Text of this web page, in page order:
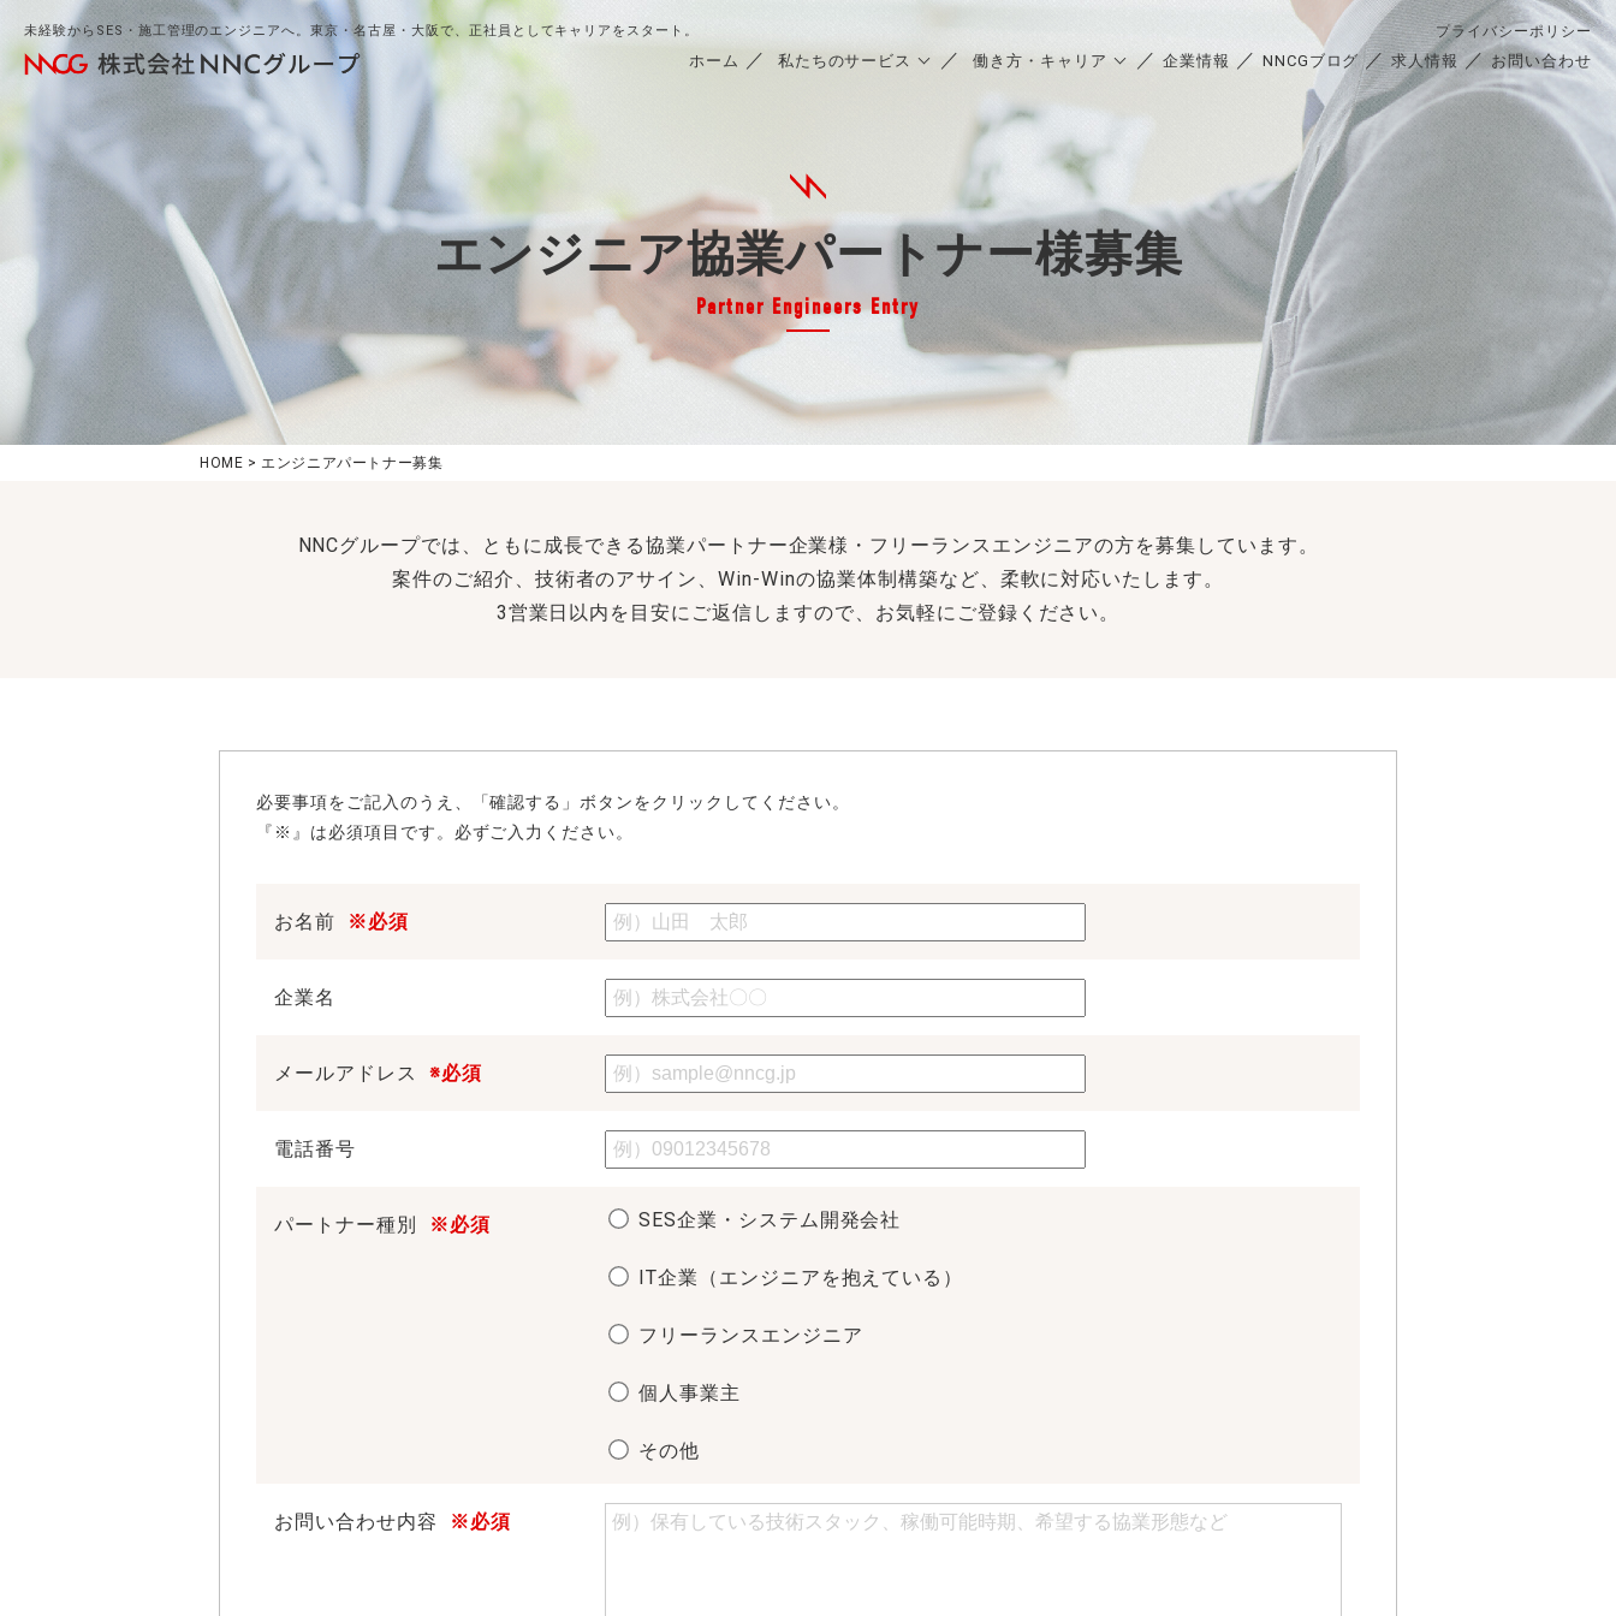
未経験からSES・施工管理のエンジニアへ。東京・名古屋・大阪で、正社員としてキャリアをスタート。 プライバシーポリシー
ホーム 私たちのサービス 働き方・キャリア 企業情報 NNCGブログ 求人情報 お問い合わせ
エンジニア協業パートナー様募集
Partner Engineers Entry
HOME > エンジニアパートナー募集
NNCグループでは、ともに成長できる協業パートナー企業様・フリーランスエンジニアの方を募集しています。
案件のご紹介、技術者のアサイン、Win-Winの協業体制構築など、柔軟に対応いたします。
3営業日以内を目安にご返信しますので、お気軽にご登録ください。
必要事項をご記入のうえ、「確認する」ボタンをクリックしてください。
『※』は必須項目です。必ずご入力ください。
お名前 ※必須
企業名
メールアドレス ※必須
電話番号
パートナー種別 ※必須 SES企業・システム開発会社
IT企業（エンジニアを抱えている）
フリーランスエンジニア
個人事業主
その他
お問い合わせ内容 ※必須